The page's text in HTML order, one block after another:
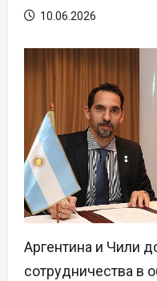
10.06.2026
Аргентина и Чили
сотрудничества в